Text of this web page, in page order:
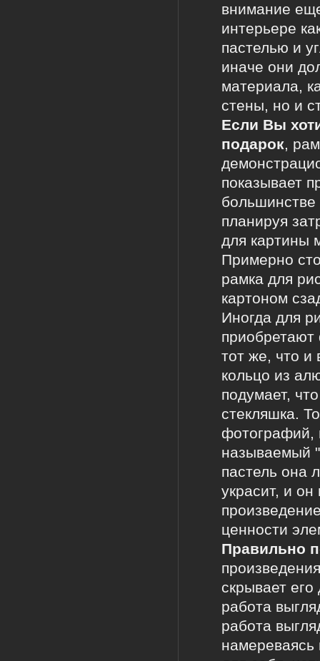
внимание
интерьере
пастелью и
иначе они
материала,
стены, но и
Если Вы
подарок,
показывает
планируя
для картины
Примерно
рамка для
картоном
Иногда для
приобретают
тот же, что и
кольцо из
подумает,
стекляшка.
фотографий,
называемый
пастель она
украсит, и
ценности
Правильно
скрывает
работа
работа
намереваясь